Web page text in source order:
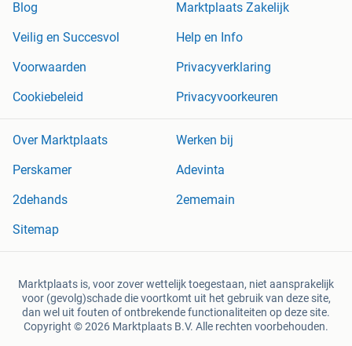
Blog
Marktplaats Zakelijk
Veilig en Succesvol
Help en Info
Voorwaarden
Privacyverklaring
Cookiebeleid
Privacyvoorkeuren
Over Marktplaats
Werken bij
Perskamer
Adevinta
2dehands
2ememain
Sitemap
Marktplaats is, voor zover wettelijk toegestaan, niet aansprakelijk
voor (gevolg)schade die voortkomt uit het gebruik van deze site,
dan wel uit fouten of ontbrekende functionaliteiten op deze site.
Copyright © 2026 Marktplaats B.V. Alle rechten voorbehouden.